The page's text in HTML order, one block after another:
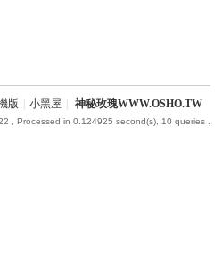
版 小黑屋 神秘玫瑰WWW.OSHO.TW
, Processed in 0.124925 second(s), 10 queries .